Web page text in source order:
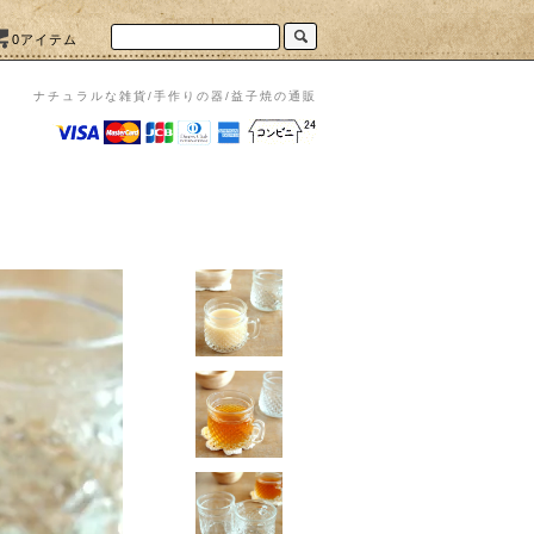
0アイテム
ナチュラルな雑貨/手作りの器/益子焼の通販